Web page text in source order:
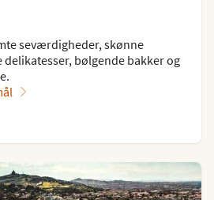
seværdigheder, skønne
delikatesser, bølgende bakker og